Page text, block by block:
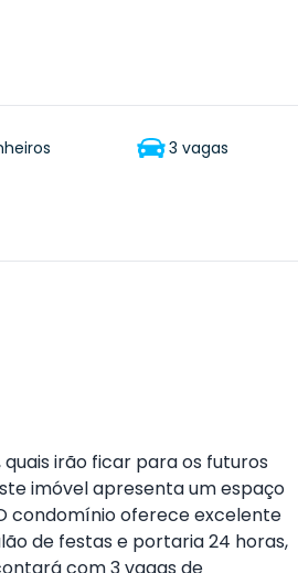
3 vagas
irão ficar para os futuros
imóvel apresenta um espaço
condomínio oferece excelente
de festas e portaria 24 horas,
com 3 vagas de